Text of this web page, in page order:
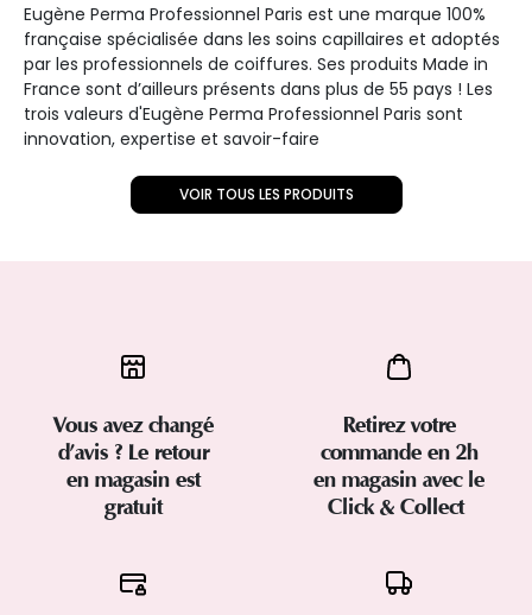
Eugène Perma Professionnel Paris est une marque 100%
française spécialisée dans les soins capillaires et adoptés
par les professionnels de coiffures. Ses produits Made in
France sont d’ailleurs présents dans plus de 55 pays ! Les
trois valeurs d'Eugène Perma Professionnel Paris sont
innovation, expertise et savoir-faire
VOIR TOUS LES PRODUITS
Vous avez changé
d’avis ? Le retour
en magasin est
gratuit
Retirez votre
commande en 2h
en magasin avec le
Click & Collect